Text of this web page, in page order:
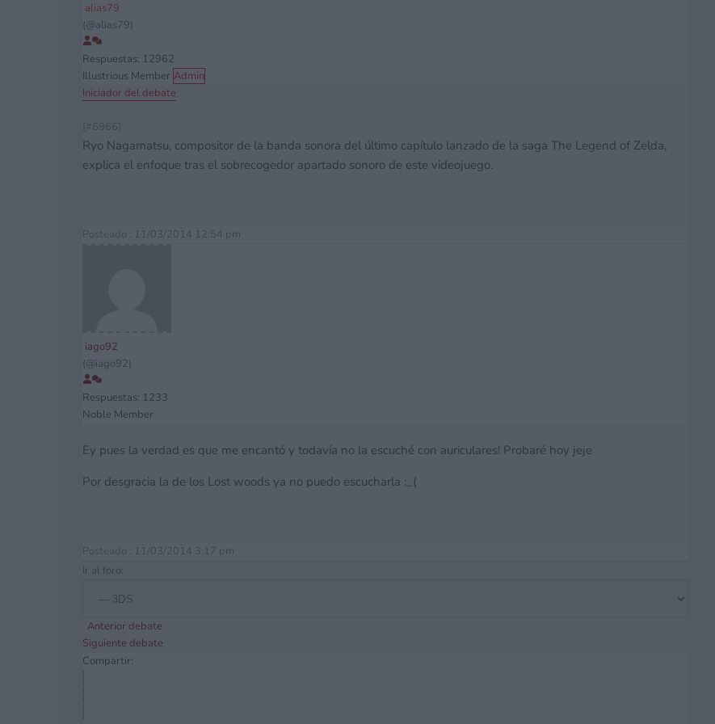
alias79
(@alias79)
Respuestas: 12962
Illustrious Member Admin
Iniciador del debate
[#6966]
Ryo Nagamatsu, compositor de la banda sonora del último capítulo lanzado de la saga The Legend of Zelda,
explica el enfoque tras el sobrecogedor apartado sonoro de este videojuego.
Posteado : 11/03/2014 12:54 pm
iago92
(@iago92)
Respuestas: 1233
Noble Member
Ey pues la verdad es que me encantó y todavía no la escuché con auriculares! Probaré hoy jeje
Por desgracia la de los Lost woods ya no puedo escucharla :_(
Posteado : 11/03/2014 3:17 pm
Ir al foro:
Anterior debate
Siguiente debate
Compartir: